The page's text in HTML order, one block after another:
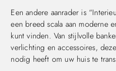
Een andere aanrader is
een breed scala aan moderne
kunt vinden. Van stijlvolle
verlichting en accessoires,
nodig heeft om uw huis te